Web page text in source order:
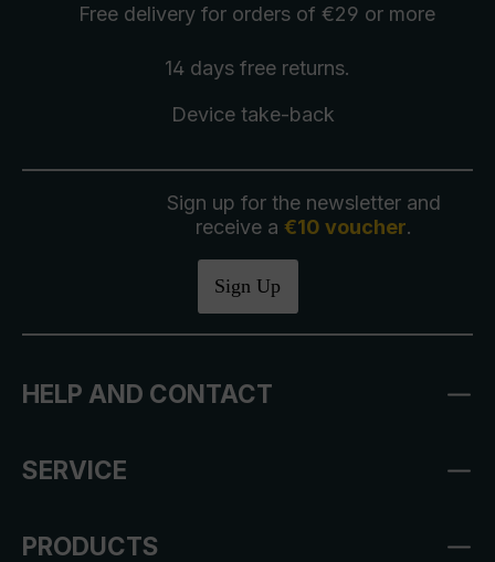
Free delivery for orders of €29 or more
14 days free returns.
Device take-back
Sign up for the newsletter and
receive a €10 voucher.
Sign Up
HELP AND CONTACT
SERVICE
PRODUCTS